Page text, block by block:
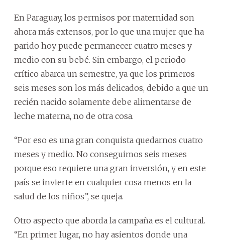
En Paraguay, los permisos por maternidad son
ahora más extensos, por lo que una mujer que ha
parido hoy puede permanecer cuatro meses y
medio con su bebé. Sin embargo, el periodo
crítico abarca un semestre, ya que los primeros
seis meses son los más delicados, debido a que un
recién nacido solamente debe alimentarse de
leche materna, no de otra cosa.
“Por eso es una gran conquista quedarnos cuatro
meses y medio. No conseguimos seis meses
porque eso requiere una gran inversión, y en este
país se invierte en cualquier cosa menos en la
salud de los niños”, se queja.
Otro aspecto que aborda la campaña es el cultural.
“En primer lugar, no hay asientos donde una